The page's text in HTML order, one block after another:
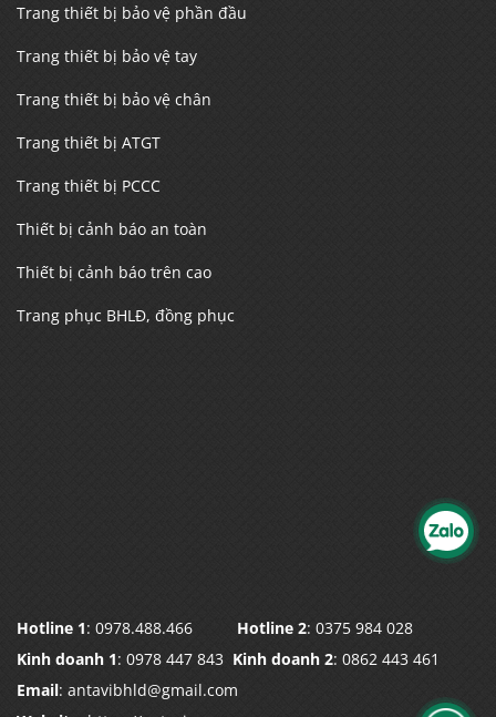
Trang thiết bị bảo vệ phần đầu
Trang thiết bị bảo vệ tay
Trang thiết bị bảo vệ chân
Trang thiết bị ATGT
Trang thiết bị PCCC
Thiết bị cảnh báo an toàn
Thiết bị cảnh báo trên cao
Trang phục BHLĐ, đồng phục
Hotline 1: 0978.488.466 Hotline 2: 0375 984 028
Kinh doanh 1: 0978 447 843 Kinh doanh 2: 0862 443 461
Email: antavibhld@gmail.com